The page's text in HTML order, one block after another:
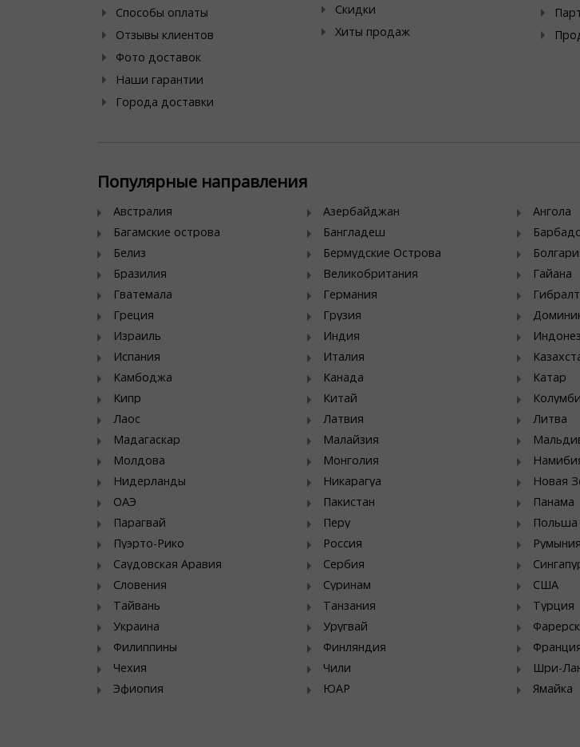
Способы оплаты
Отзывы клиентов
Фото доставок
Наши гарантии
Города доставки
Скидки
Хиты продаж
Популярные направления
Австралия Азербайджан Ангола
Багамские острова
Бангладеш
Белиз
Бермудские Острова
Бразилия
Великобритания Гайана
Гватемала
Германия
Греция
Грузия
Израиль
Индия
Испания
Италия
Камбоджа
Канада Катар
Кипр
Китай
Лаос
Латвия Литва
Мадагаскар
Малайзия
Молдова
Монголия
Нидерланды
Никарагуа Новая
ОАЭ
Пакистан Панама
Парагвай
Перу Польша
Пуэрто-Рико
Россия Румыния
Саудовская Аравия
Сербия
Словения
Суринам США
Тайвань
Танзания Турция
Украина
Уругвай
Филиппины
Финляндия
Чехия
Чили Шри-
Эфиопия
ЮАР Ямайка